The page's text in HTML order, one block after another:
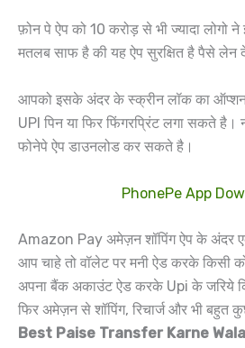
फ़ोन पे ऐप को 10 करोड़ से भी ज्यादा लोगो
मतलब साफ है की यह ऐप सुरक्षित है पैसे लेन
आपको इसके अंदर के स्क्रीन लॉक का
UPI पिन या फिर फिंगरप्रिंट लगा सकते
फोनेपे ऐप डाउनलोड कर सकते है।
PhonePe App
Amazon Pay अमेज़न शॉपिंग ऐप के अंदर
आप चाहे तो वॉलेट पर मनी ऐड करके किसी
अपना बैंक अकाउंट ऐड करके Upi के जरिये
फिर अमेज़न से शॉपिंग, रिचार्ज और भी
Best Paise Transfer Karne